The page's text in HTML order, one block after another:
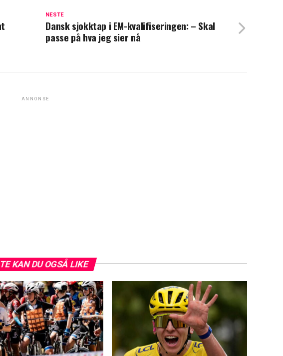
NESTE
Dansk sjokktap i EM-kvalifiseringen: – Skal
passe på hva jeg sier nå
ANNONSE
KAN DU OGSÅ LIKE